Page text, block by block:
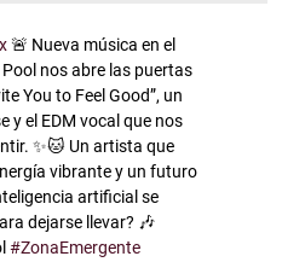
🚨 Nueva música en el
nos abre las puertas
You to Feel Good”, un
y el EDM vocal que nos
✨🐱 Un artista que
vibrante y un futuro
artificial se
dejarse llevar? 🎶
#ZonaEmergente